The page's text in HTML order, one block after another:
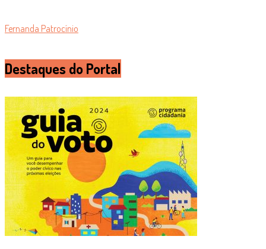
Fernanda Patrocínio
Destaques do Portal